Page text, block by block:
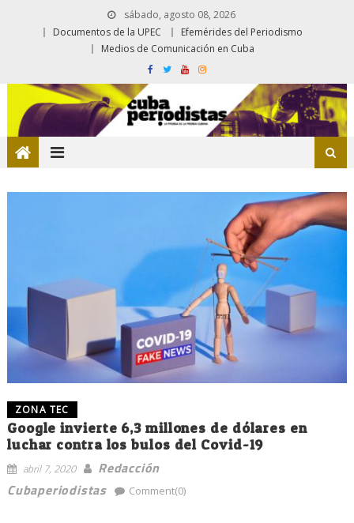
sábado, agosto 08, 2026
Documentos de la UPEC
Efemérides del Periodismo
Medios de Comunicación en Cuba
ZONA TEC
Google invierte 6,3 millones de dólares en
luchar contra los bulos del Covid-19
abril 7, 2020
Redacción
Cubaperiodistas
Comment(0)